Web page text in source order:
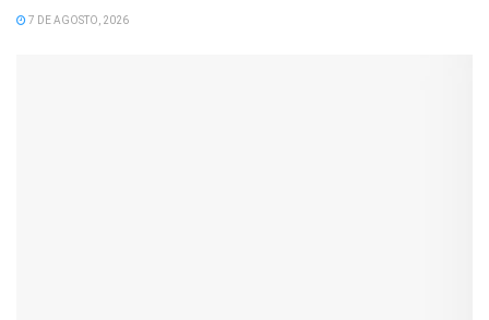
7 DE AGOSTO, 2026